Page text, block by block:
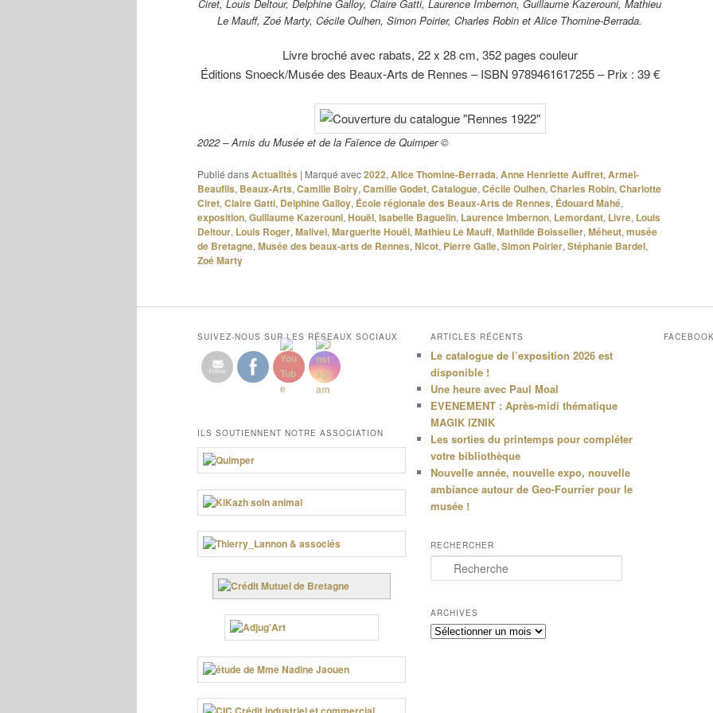
Ciret, Louis Deltour, Delphine Galloy, Claire Gatti, Laurence Imbernon, Guillaume Kazerouni, Mathieu
Le Mauff, Zoé Marty, Cécile Oulhen, Simon Poirier, Charles Robin et Alice Thomine-Berrada.
Livre broché avec rabats, 22 x 28 cm, 352 pages couleur
Éditions Snoeck/Musée des Beaux-Arts de Rennes – ISBN 9789461617255 – Prix : 39 €
2022 – Amis du Musée et de la Faïence de Quimper ©
Publié dansActualités | Marqué avec2022, Alice Thomine-Berrada, Anne Henriette Auffret, Armel-
Beaufils, Beaux-Arts, Camille Boiry, Camille Godet, Catalogue, Cécile Oulhen, Charles Robin, Charlotte
Ciret, Claire Gatti, Delphine Galloy, École régionale des Beaux-Arts de Rennes, Édouard Mahé,
exposition, Guillaume Kazerouni, Houël, Isabelle Baguelin, Laurence Imbernon, Lemordant, Livre, Louis
Deltour, Louis Roger, Malivel, Marguerite Houël, Mathieu Le Mauff, Mathilde Boisselier, Méheut, musée
de Bretagne, Musée des beaux-arts de Rennes, Nicot, Pierre Galle, Simon Poirier, Stéphanie Bardel,
Zoé Marty
SUIVEZ-NOUS SUR LES RÉSEAUX SOCIAUX
ILS SOUTIENNENT NOTRE ASSOCIATION
ARTICLES RÉCENTS
Le catalogue de l’exposition 2026 est
disponible !
Une heure avec Paul Moal
EVENEMENT : Après-midi thématique
MAGIK IZNIK
Les sorties du printemps pour compléter
votre bibliothèque
Nouvelle année, nouvelle expo, nouvelle
ambiance autour de Geo-Fourrier pour le
musée !
RECHERCHER
e
h
e
r
ARCHIVES
Archives